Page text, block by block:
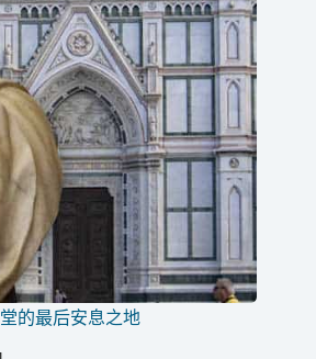
的最后安息之地